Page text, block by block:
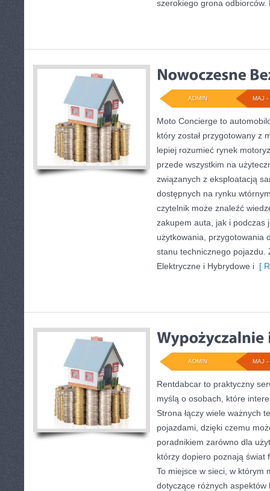
szerokiego grona odbiorców.
MAJ -
ADMIN
Moto Concierge to
który został przygotowany z
lepiej rozumieć rynek
przede wszystkim na
związanych z eksploatacją
dostępnych na rynku
czytelnik może znaleźć
zakupem auta, jak i podczas
użytkowania, przygotowania
stanu technicznego pojazdu.
Elektryczne i Hybrydowe i [
MAJ -
ADMIN
Rentdabcar to praktyczny
myślą o osobach, które
Strona łączy wiele ważnych
pojazdami, dzięki czemu
poradnikiem zarówno dla
którzy dopiero poznają świat
To miejsce w sieci, w którym
dotyczące różnych